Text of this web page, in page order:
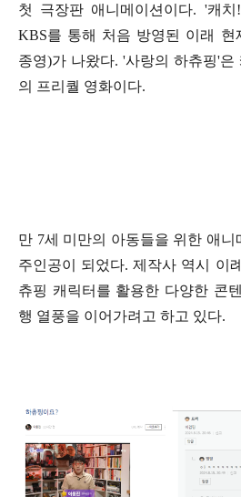
첫 극장판 애니메이션이다. '캐치 !
KBS를 통해 처음 방영된 이래 현
종영)가 나왔다. '사랑의 하츄핑'은
의 프리퀄 영화이다.
만 7세 미만의 아동들을 위한 애니
주인공이 되었다.제작사 역시 이
츄핑 캐릭터를 활용한 다양한 콘
행 열풍을 이어가려고 하고 있다.